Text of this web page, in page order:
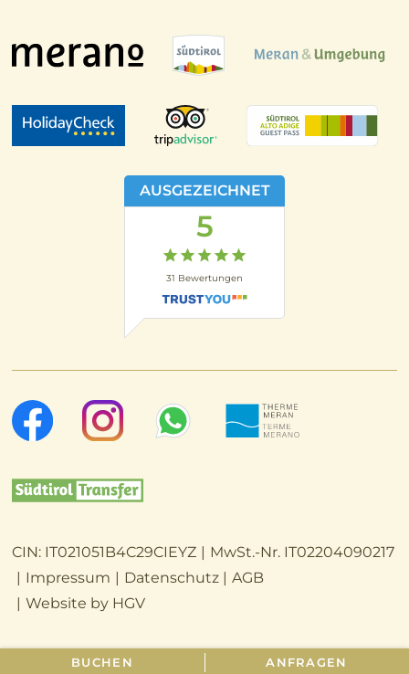
BUCHEN ANFRAGEN
AUSGEZEICHNET
5
31 Bewertungen
CIN: IT021051B4C29CIEYZ MwSt.-Nr. IT02204090217
Impressum
Datenschutz
AGB
Website by HGV